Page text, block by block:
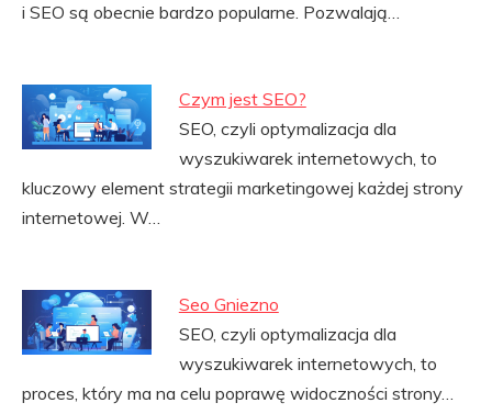
i SEO są obecnie bardzo popularne. Pozwalają…
Czym jest SEO?
SEO, czyli optymalizacja dla
wyszukiwarek internetowych, to
kluczowy element strategii marketingowej każdej strony
internetowej. W…
Seo Gniezno
SEO, czyli optymalizacja dla
wyszukiwarek internetowych, to
proces, który ma na celu poprawę widoczności strony…